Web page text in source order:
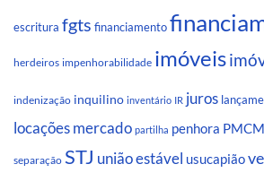
escritura fgts financiamento
herdeiros impenhorabilidade imóveis
indenização inquilino inventário IR juros
locações mercado partilha penhora
separação STJ união estável usucapião